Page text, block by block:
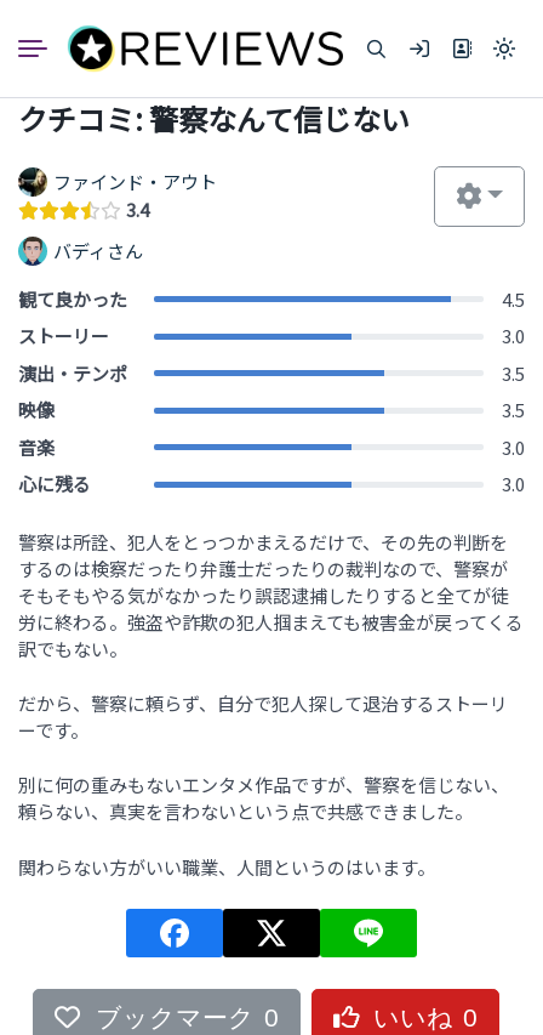
ン
Light
dark)
クチコミ: 警察なんて信じない
ファインド・アウト
3.4
バディさん
観て良かった
4.5
ストーリー
3.0
演出・テンポ
3.5
映像
3.5
音楽
3.0
心に残る
3.0
警察は所詮、犯人をとっつかまえるだけで、その先の判断を
するのは検察だったり弁護士だったりの裁判なので、警察が
そもそもやる気がなかったり誤認逮捕したりすると全てが徒
労に終わる。強盗や詐欺の犯人掴まえても被害金が戻ってくる
訳でもない。
だから、警察に頼らず、自分で犯人探して退治するストーリ
ーです。
別に何の重みもないエンタメ作品ですが、警察を信じない、
頼らない、真実を言わないという点で共感できました。
関わらない方がいい職業、人間というのはいます。
ブックマーク 0 いいね 0